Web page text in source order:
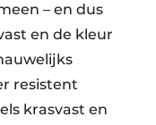
– en dus
en de kleur
resistent
krasvast en